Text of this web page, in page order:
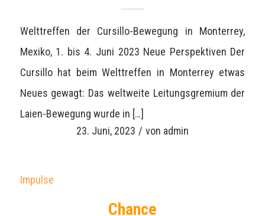
Welttreffen der Cursillo-Bewegung in Monterrey,
Mexiko, 1. bis 4. Juni 2023 Neue Perspektiven Der
Cursillo hat beim Welttreffen in Monterrey etwas
Neues gewagt: Das weltweite Leitungsgremium der
Laien-Bewegung wurde in […]
23. Juni, 2023 / von admin
Impulse
Chance